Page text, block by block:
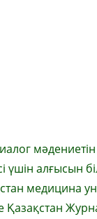
алғысын
медицина
Қазақстан